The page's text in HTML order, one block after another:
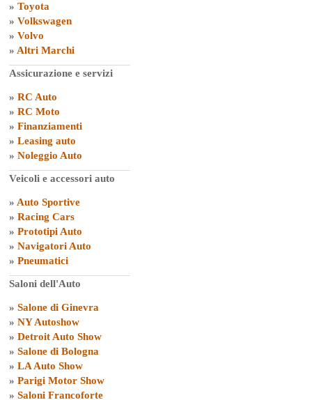
» Toyota
» Volkswagen
» Volvo
» Altri Marchi
Assicurazione e servizi
» RC Auto
» RC Moto
» Finanziamenti
» Leasing auto
» Noleggio Auto
Veicoli e accessori auto
» Auto Sportive
» Racing Cars
» Prototipi Auto
» Navigatori Auto
» Pneumatici
Saloni dell'Auto
» Salone di Ginevra
» NY Autoshow
» Detroit Auto Show
» Salone di Bologna
» LA Auto Show
» Parigi Motor Show
» Saloni Francoforte